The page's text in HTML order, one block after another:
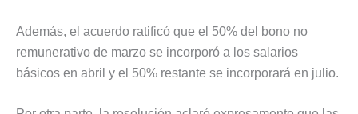
Además, el acuerdo ratificó que el 50% del bono no
remunerativo de marzo se incorporó a los salarios
básicos en abril y el 50% restante se incorporará en julio.